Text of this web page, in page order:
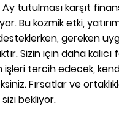
Ay tutulması karşıt
Bu kozmik etki,
gereken
Sizin için daha kalıcı
işleri tercih edecek,
Fırsatlar ve
bekliyor.